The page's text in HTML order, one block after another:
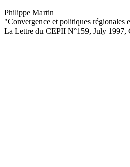
Philippe Martin
"Convergence et politiques régionales
La Lettre du CEPII N°159, July 1997,